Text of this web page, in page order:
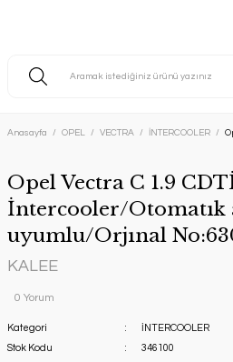
Anasayfa OPEL VECTRA İNTERCOOLER
Opel Vectra C 1.9
İntercooler/Otomatık
uyumlu/Orjınal
KALEE
0 Yorum
Kategori
İNTERCOOLER
Stok Kodu
346100